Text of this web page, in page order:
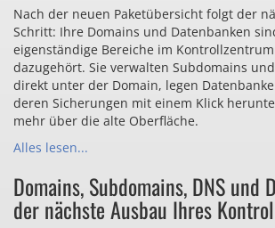
Nach der neuen Paketübersicht folgt der
Schritt: Ihre Domains und Datenbanken
eigenständige Bereiche im
dazugehört. Sie verwalten Subdomains
direkt unter der Domain, legen
deren Sicherungen mit einem Klick
mehr über die alte Oberfläche.
Alles lesen...
Domains, Subdomains, DNS und
der nächste Ausbau Ihres